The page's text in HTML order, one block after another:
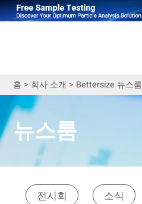
홈 > 회사 소개 > Bettersize 뉴스룸
뉴스룸
전시회 소식